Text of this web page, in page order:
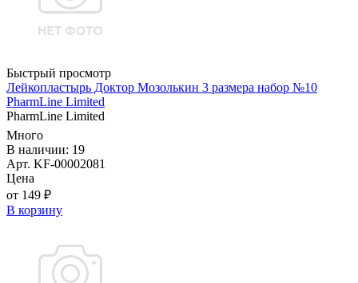
Быстрый просмотр
Лейкопластырь Доктор Мозолькин 3 размера набор №10
PharmLine Limited
PharmLine Limited
Много
В наличии: 19
Арт. KF-00002081
Цена
от 149 ₽
В корзину